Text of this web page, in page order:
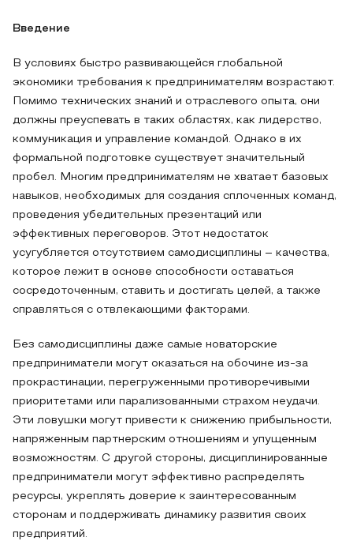
Введение
В условиях быстро развивающейся глобальной
экономики требования к предпринимателям возрастают.
Помимо технических знаний и отраслевого опыта, они
должны преуспевать в таких областях, как лидерство,
коммуникация и управление командой. Однако в их
формальной подготовке существует значительный
пробел. Многим предпринимателям не хватает базовых
навыков, необходимых для создания сплоченных команд,
проведения убедительных презентаций или
эффективных переговоров. Этот недостаток
усугубляется отсутствием самодисциплины – качества,
которое лежит в основе способности оставаться
сосредоточенным, ставить и достигать целей, а также
справляться с отвлекающими факторами.
Без самодисциплины даже самые новаторские
предприниматели могут оказаться на обочине из-за
прокрастинации, перегруженными противоречивыми
приоритетами или парализованными страхом неудачи.
Эти ловушки могут привести к снижению прибыльности,
напряженным партнерским отношениям и упущенным
возможностям. С другой стороны, дисциплинированные
предприниматели могут эффективно распределять
ресурсы, укреплять доверие к заинтересованным
сторонам и поддерживать динамику развития своих
предприятий.